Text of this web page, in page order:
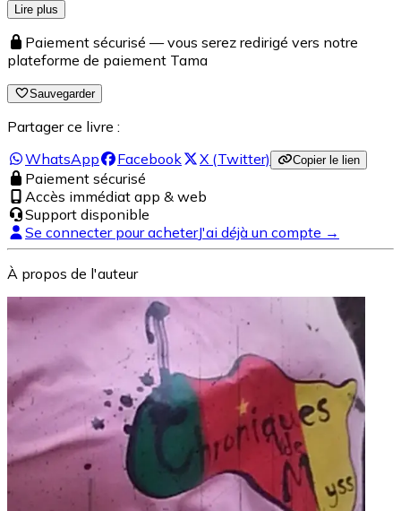
Lire plus
Paiement sécurisé — vous serez redirigé vers notre
plateforme de paiement Tama
Sauvegarder
Partager ce livre :
WhatsApp
Facebook X (Twitter) Copier le lien
Paiement sécurisé
Accès immédiat app & web
Support disponible
Se connecter pour acheterJ'ai déjà un compte →
À propos de l'auteur